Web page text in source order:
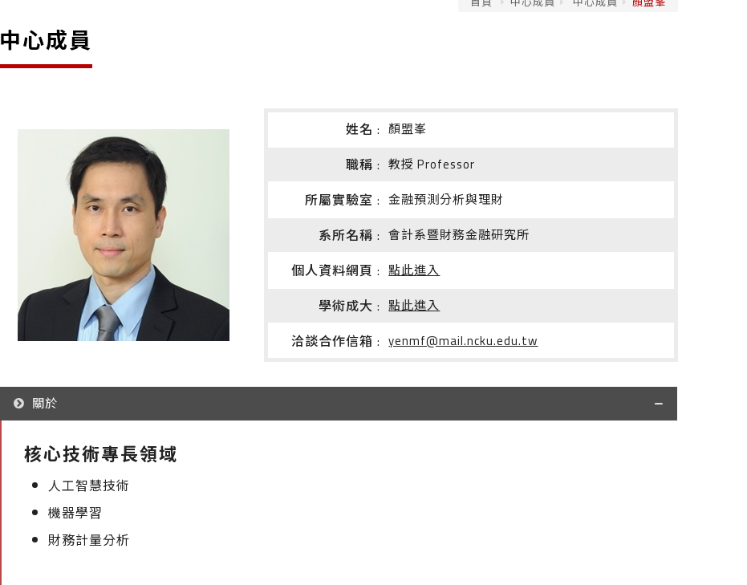
中心成員
姓名 : 顏盟峯
職稱 : 教授 Professor
所屬實驗室 : 金融預測分析與理財
系所名稱 : 會計系暨財務金融研究所
個人資料網頁 : 點此進入
學術成大 : 點此進入
洽談合作信箱 : yenmf@mail.ncku.edu.tw
關於
核心技術專長領域
人工智慧技術
機器學習
財務計量分析